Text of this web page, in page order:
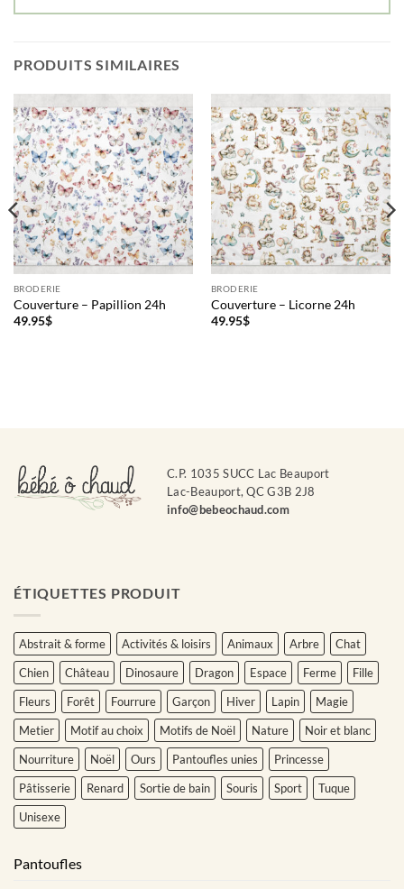
PRODUITS SIMILAIRES
BRODERIE
Couverture – Papillion 24h
49.95$
BRODERIE
Couverture – Licorne 24h
49.95$
C.P. 1035 SUCC Lac Beauport
Lac-Beauport, QC G3B 2J8
info@bebeochaud.com
ÉTIQUETTES PRODUIT
Abstrait & forme Activités & loisirs Animaux Arbre
Chat
Chien
Château Dinosaure Dragon Espace Ferme
Fille
Fleurs
Forêt Fourrure Garçon Hiver Lapin
Magie
Metier
Motif au choix Motifs de Noël Nature
Noir et blanc
Nourriture
Noël Ours Pantoufles unies
Princesse
Pâtisserie
Renard Sortie de bain Souris Sport
Tuque
Unisexe
Pantoufles